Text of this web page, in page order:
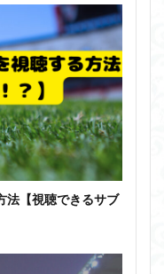
法【視聴できるサブ